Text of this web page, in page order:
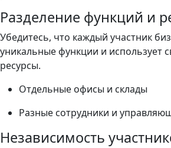
Разделение функций и
Убедитесь, что каждый участник
уникальные функции и использует
ресурсы.
Отдельные офисы и склады
Разные сотрудники и
Независимость